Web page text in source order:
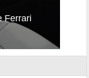
Ferrari